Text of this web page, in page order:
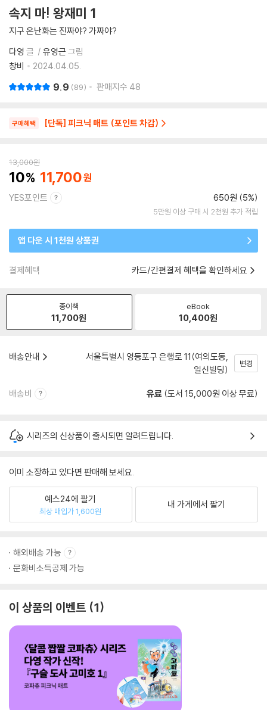
속지 마! 왕재미 1
지구 온난화는 진짜야? 가짜야?
다영 글 유영근 그림
창비
2024.04.05.
9.9 89 판매지수 48
구매혜택 [단독] 피크닉 매트 (포인트 차감)
13,000원
10 11,700
YES포인트 650원 (5%)
5만원 이상 구매 시 2천원 추가 적립
앱 다운 시 1천원 상품권
결제혜택 카드/간편결제 혜택을 확인하세요
종이책
11,700원
eBook
10,400원
배송안내
서울특별시 영등포구 은행로 11(여의도동,
일신빌딩)
변경
배송비 유료 (도서 15,000원 이상 무료)
시리즈의 신상품이 출시되면 알려드립니다.
이미 소장하고 있다면 판매해 보세요.
예스24에 팔기
최상 매입가 1,600원
내 가게에서 팔기
해외배송 가능
문화비소득공제 가능
이 상품의 이벤트 1